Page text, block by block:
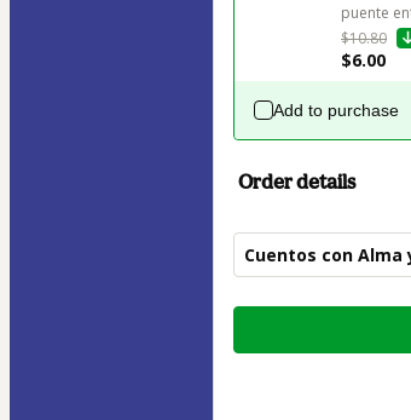
puente
$10.80
$6.00
Add to purchase
Order details
Cuentos con Alma
Total